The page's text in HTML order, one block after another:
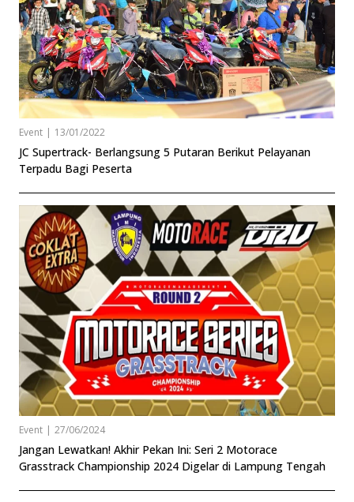
Event | 13/01/2022
JC Supertrack- Berlangsung 5 Putaran Berikut Pelayanan
Terpadu Bagi Peserta
Event | 27/06/2024
Jangan Lewatkan! Akhir Pekan Ini: Seri 2 Motorace
Grasstrack Championship 2024 Digelar di Lampung Tengah